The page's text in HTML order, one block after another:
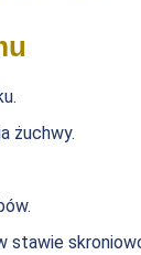
żuchwy.
stawie